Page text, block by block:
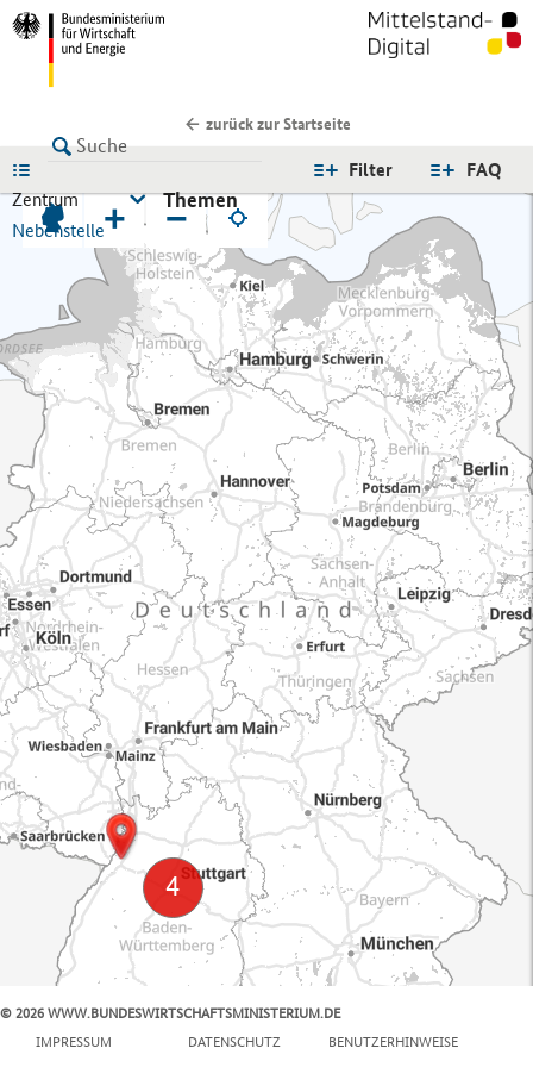
zurück zur Startseite
FAQ
Filter
Zentrum
Nebenstelle
Themen
+ −
© 2026 WWW.BUNDESWIRTSCHAFTSMINISTERIUM.DE
IMPRESSUM
DATENSCHUTZ BENUTZERHINWEISE